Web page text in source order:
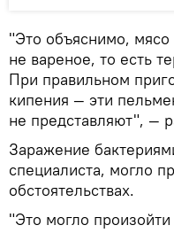
"Это объяснимо,
не вареное, то есть
При правильном
кипения — эти
не представляют", —
Заражение
специалиста, могло
обстоятельствах.
"Это могло